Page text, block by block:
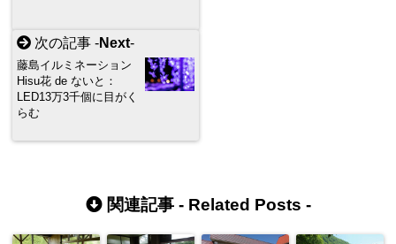
次の記事 -Next-
藤島イルミネーション
Hisu花 de ないと：
LED13万3千個に目がく
らむ
関連記事 - Related Posts -